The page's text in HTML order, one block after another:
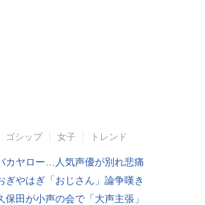
ゴシップ 女子 トレンド
カヤロー…人気声優が別れ悲痛
ぎやはぎ「おじさん」論争嘆き
保田が小声の会で「大声主張」